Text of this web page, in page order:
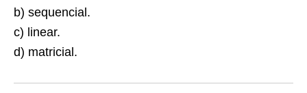
b) sequencial.
c) linear.
d) matricial.